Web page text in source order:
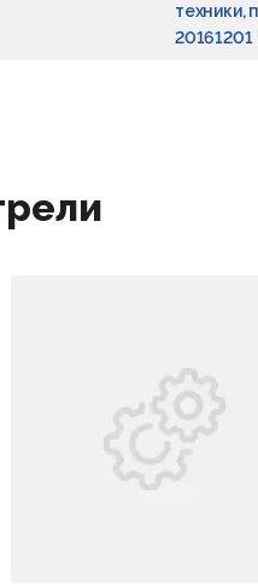
техники,
20161201